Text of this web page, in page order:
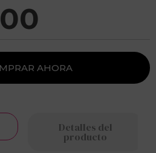
00
Detalles del
producto